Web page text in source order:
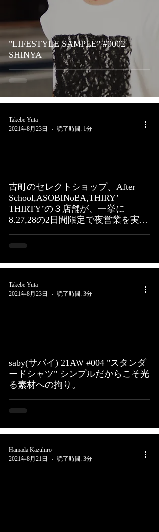
"LIFESTYLE SAMPLE" #0002
SHINYA
古町のセレクトショップ、After
School,ASOBINoBA,THIRY’
THIRTY’の３店舗が、一挙に
8.27,28の2日間限定で夜営業を実
Takebe Yuta
2021年8月23日
読了時間: 1分
saby(サバイ) 21AW #004 "スタンダ
ードシャツ" シンプルだからこそ光
る素材への拘り。
Takebe Yuta
2021年8月23日
読了時間: 3分
Hamada Kazuhiro
2021年8月21日
読了時間: 3分